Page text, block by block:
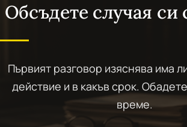
Обсъдете случая си
Първият разговор изяснява има
действие и в какъв срок.
време.